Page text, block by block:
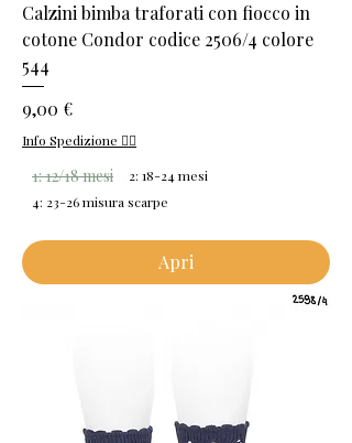
Calzini bimba traforati con fiocco in
cotone Condor codice 2506/4 colore
544
Prezzo
9,00 €
Info Spedizione 👈🏻
1: 12/18 mesi
2: 18-24 mesi
4: 23-26 misura scarpe
Apri